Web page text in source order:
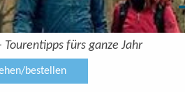
fürs ganze Jahr
bestellen